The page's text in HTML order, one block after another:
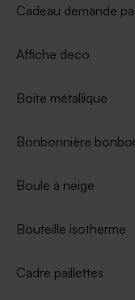
Cadeau demande
Affiche deco
Boite métallique
Bonbonnière
Boule à neige
Bouteille isotherme
Cadre paillettes